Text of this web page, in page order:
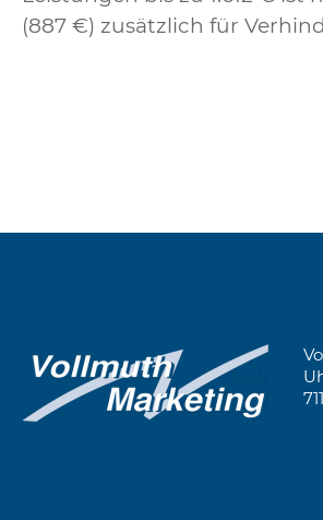
(887 €) zusätzlich für